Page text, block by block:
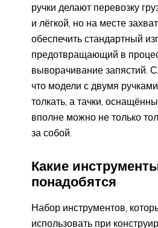
ручки делают перевозку
и лёгкой, но на месте
обеспечить стандартный
предотвращающий в
выворачивание запястий.
что модели с двумя
толкать, а тачки,
вполне можно не только
за собой.
Какие
понадобятся
Набор инструментов,
использовать при